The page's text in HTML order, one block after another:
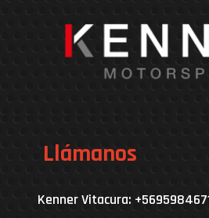
Llámanos
Kenner Vitacura: